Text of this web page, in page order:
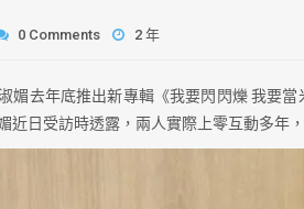
0 Comments 2 年
媚去年底推出新專輯《我要閃閃爍 我要
近日受訪時透露，兩人實際上零互動多年